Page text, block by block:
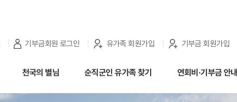
기부금회원 로그인 유가족 회원가입 기부금 회원가입
천국의 별님 순직군인 유가족 찾기 연회비·기부금 안내